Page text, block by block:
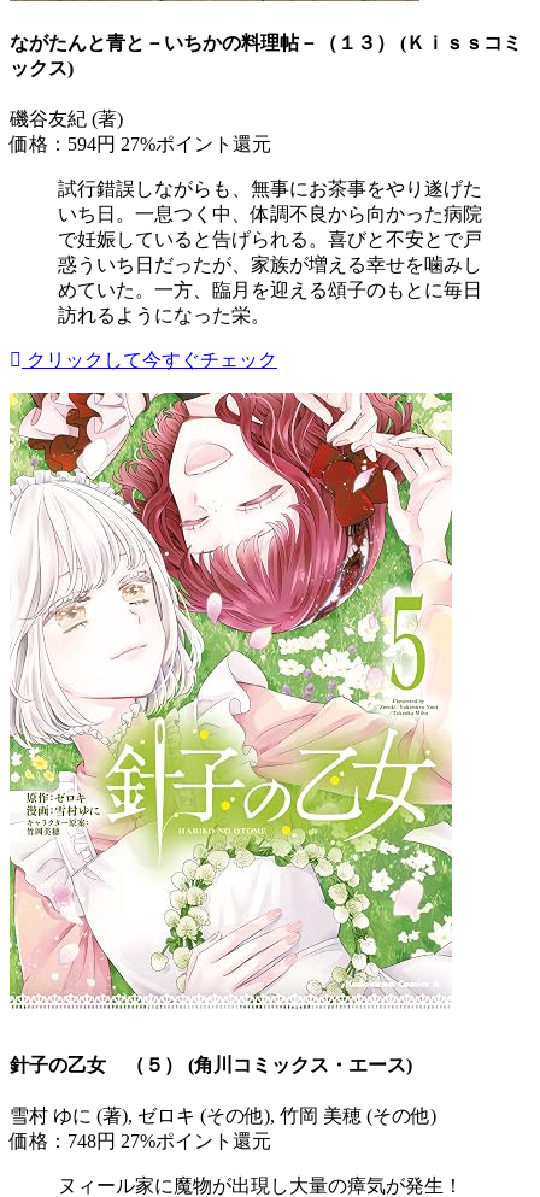
ながたんと青と－いちかの料理帖－（１３） (Ｋｉｓｓコミ
ックス)
磯谷友紀 (著)
価格：594円 27%ポイント還元
試行錯誤しながらも、無事にお茶事をやり遂げた
いち日。一息つく中、体調不良から向かった病院
で妊娠していると告げられる。喜びと不安とで戸
惑ういち日だったが、家族が増える幸せを噛みし
めていた。一方、臨月を迎える頌子のもとに毎日
訪れるようになった栄。
クリックして今すぐチェック
針子の乙女 （５） (角川コミックス・エース)
雪村 ゆに (著), ゼロキ (その他), 竹岡 美穂 (その他)
価格：748円 27%ポイント還元
ヌィール家に魔物が出現し大量の瘴気が発生！